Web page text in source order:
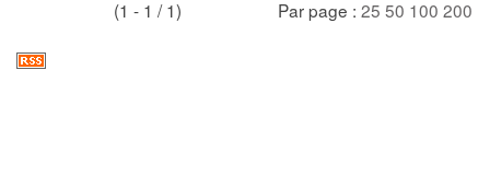
(1 - 1 / 1) Par page : 25 50 100 200